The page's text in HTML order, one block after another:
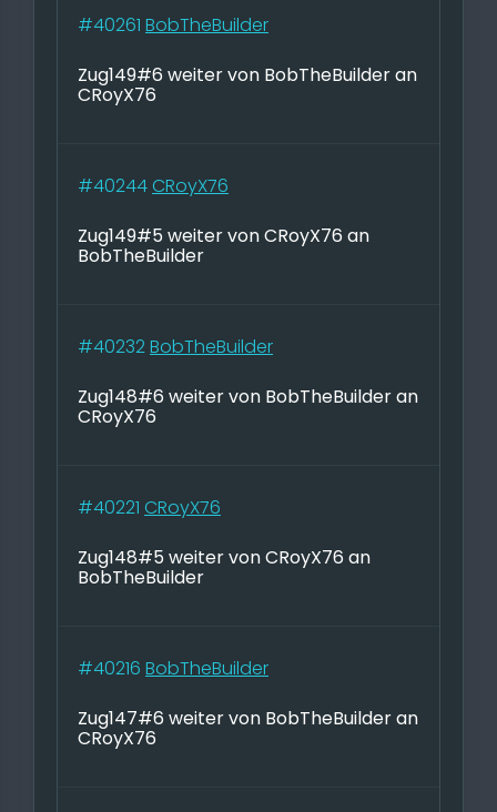
#40261 BobTheBuilder
Zug149#6 weiter von BobTheBuilder an
CRoyX76
#40244 CRoyX76
Zug149#5 weiter von CRoyX76 an
BobTheBuilder
#40232BobTheBuilder
Zug148#6 weiter von BobTheBuilder an
CRoyX76
#40221 CRoyX76
Zug148#5 weiter von CRoyX76 an
BobTheBuilder
#40216 BobTheBuilder
Zug147#6 weiter von BobTheBuilder an
CRoyX76